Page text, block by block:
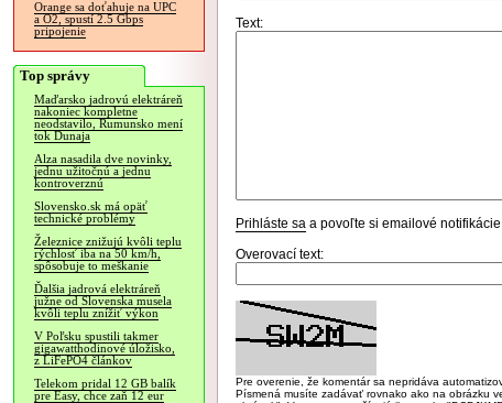
Orange sa doťahuje na UPC
a O2, spustí 2.5 Gbps
pripojenie
Top správy
Maďarsko jadrovú elektráreň
nakoniec kompletne
neodstavilo, Rumunsko mení
tok Dunaja
Alza nasadila dve novinky,
jednu užitočnú a jednu
kontroverznú
Slovensko.sk má opäť
technické problémy
Železnice znižujú kvôli teplu
rýchlosť iba na 50 km/h,
spôsobuje to meškanie
Ďalšia jadrová elektráreň
južne od Slovenska musela
kvôli teplu znížiť výkon
V Poľsku spustili takmer
gigawatthodinové úložisko,
z LiFePO4 článkov
Telekom pridal 12 GB balík
pre Easy, chce zaň 12 eur
Text:
Prihláste sa a povoľte si emailové
Overovací text:
Pre overenie, že komentár sa nepridáva
Písmená musíte zadávať rovnako ako na obrázku